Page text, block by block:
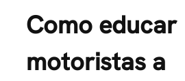
Como educar
motoristas a